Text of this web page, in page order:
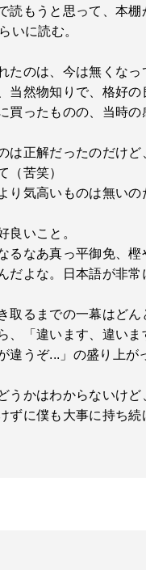
読もうと思って、本
いに読む。
たのは、今は無くな
当然物知りで、格好の
買ったものの、当時
は正解だったのだけ
（苦笑）
り気高いものは無い
良いこと。
るなあ真っ平御免、
だよな。日本語が非常
取るまでの一幕はど
、「違います、違い
違うぞ...」の盛り上が
うかはわからないけど
ずに僕も大事に持ち続